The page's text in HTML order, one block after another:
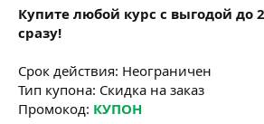
Купите любой курс с выгодой до
сразу!
Срок действия: Неограничен
Тип купона: Скидка на заказ
Промокод: КУПОН